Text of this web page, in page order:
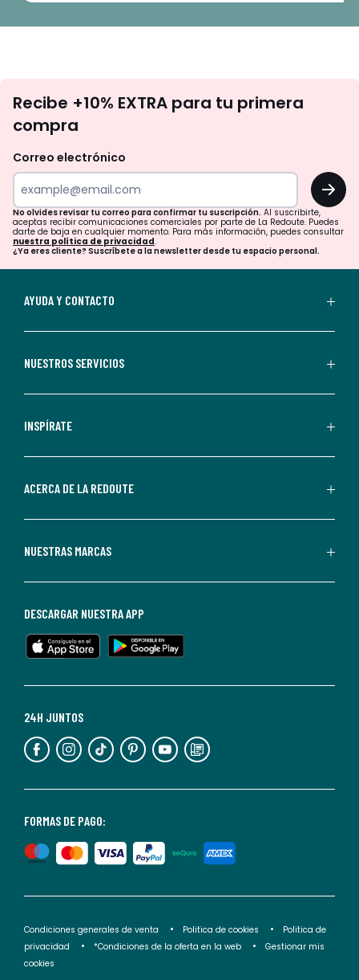
te
tu
para
confirmar
tu
suscripción.
aceptas
comerciales
personalizadas
parte
Redoute.
de
en
cualquier
Para
información,
puedes
nuestra
de
privacidad</2>.
Recibe +10% EXTRA para tu primera
compra
Correo electrónico
OK
No olvides revisar tu correo para confirmar tu suscripción. Al suscribirte,
aceptas recibir comunicaciones comerciales por parte de La Redoute. Puedes
darte de baja en cualquier momento. Para más información, puedes consultar
nuestra política de privacidad.
¿Ya eres cliente? Suscríbete a la newsletter desde tu espacio personal.
AYUDA Y CONTACTO
NUESTROS SERVICIOS
INSPÍRATE
ACERCA DE LA REDOUTE
NUESTRAS MARCAS
FORMAS DE PAGO:
24H JUNTOS
DESCARGAR NUESTRA APP
Condiciones generales de venta Politica de cookies
Politica de
privacidad
*Condiciones de la oferta en la web
Gestionar mis
cookies